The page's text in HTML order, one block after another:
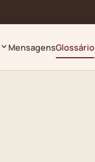
MensagensGlossário